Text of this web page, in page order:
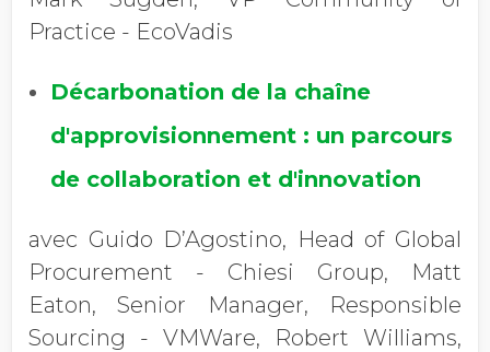
Practice - EcoVadis
Décarbonation de la chaîne
d'approvisionnement : un parcours
de collaboration et d'innovation
avec Guido D’Agostino, Head of Global
Procurement - Chiesi Group, Matt
Eaton, Senior Manager, Responsible
Sourcing - VMWare, Robert Williams,